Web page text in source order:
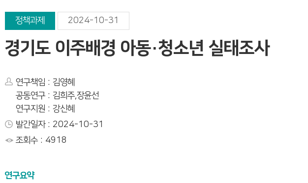
정책과제 2024-10-31
경기도 이주배경 아동·청소년 실태조사
연구책임 : 김영혜
공동연구 : 김희주,장윤선
연구지원 : 강신혜
발간일자 : 2024-10-31
조회수 : 4918
연구요약